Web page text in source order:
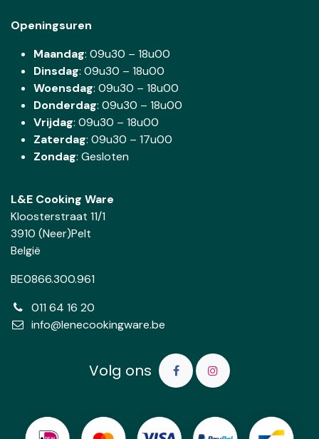
Openingsuren
Maandag: 09u30 – 18u00
Dinsdag: 09u30 – 18u00
Woensdag: 09u30 – 18u00
Donderdag: 09u30 – 18u00
Vrijdag: 09u30 – 18u00
Zaterdag: 09u30 – 17u00
Zondag: Gesloten
L&E Cooking Ware
Kloosterstraat 11/1
3910 (Neer)Pelt
België
BE0866.300.961
011 64 16 20
info@lenecookingware.be
Volg ons